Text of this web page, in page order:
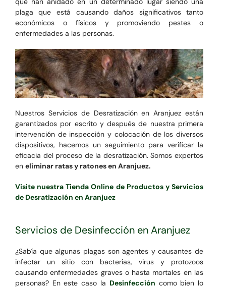
plaga que está causando daños significativos tanto
económicos o físicos y promoviendo pestes o
enfermedades a las personas.
Nuestros Servicios de Desratización en Aranjuez están
garantizados por escrito y después de nuestra primera
intervención de inspección y colocación de los diversos
dispositivos, hacemos un seguimiento para verificar la
eficacia del proceso de la desratización. Somos expertos
en eliminar ratas y ratones en Aranjuez.
Visite nuestra Tienda Online de Productos y Servicios
de Desratización en Aranjuez
Servicios de Desinfección en Aranjuez
¿Sabía que algunas plagas son agentes y causantes de
infectar un sitio con bacterias, virus y protozoos
causando enfermedades graves o hasta mortales en las
personas? En este caso la Desinfección como bien lo